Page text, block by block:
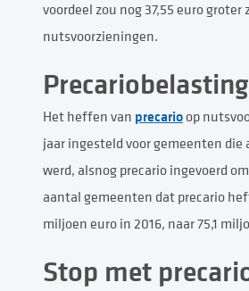
voordeel zou nog 37,55 euro
nutsvoorzieningen.
Precariobelasting
Het heffen van precario op
jaar ingesteld voor gemeenten
werd, alsnog precario ingevoerd
aantal gemeenten dat precario
miljoen euro in 2016, naar 75,1
Stop met